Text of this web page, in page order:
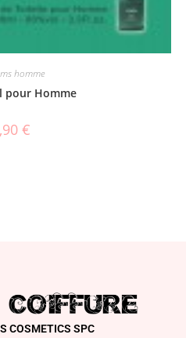
homme
pour Homme
€
COSMETICS SPC